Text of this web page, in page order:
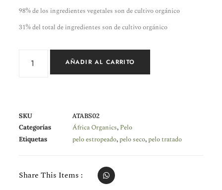
98% de los ingredientes vegetales son de cultivo orgánico
31% del total de ingredientes son de cultivo orgánico
AÑADIR AL CARRITO
SKU
ATABS02
Categorías
África Organics, Pelo
Etiquetas pelo estropeado, pelo seco, pelo tratado
Share This Items :